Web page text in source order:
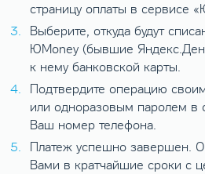
страницу оплаты в сервисе
Выберите, откуда будут
ЮMoney (бывшие
к нему банковской карты.
Подтвердите операцию
или одноразовым паролем в
Ваш номер телефона.
Платеж успешно завершен.
Вами в кратчайшие сроки с